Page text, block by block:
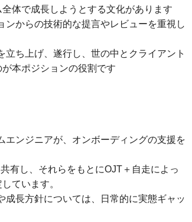
体で成長しようとする文化があります
からの技術的な提言やレビューを重視し
ち上げ、遂行し、世の中とクライアント
本ポジションの役割です
エンジニアが、オンボーディングの支援を
有し、それらをもとにOJT＋自走によっ
ています。
長方針については、日常的に実態ギャッ